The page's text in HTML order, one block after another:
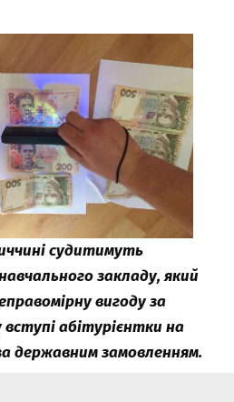
судитимуть
закладу, який
вигоду за
вступі абітурієнтки на
державним замовленням.